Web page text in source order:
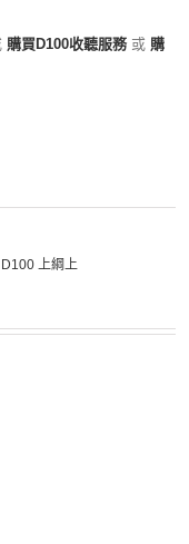
購買D100收聽服務 或 購
D100 上綱上